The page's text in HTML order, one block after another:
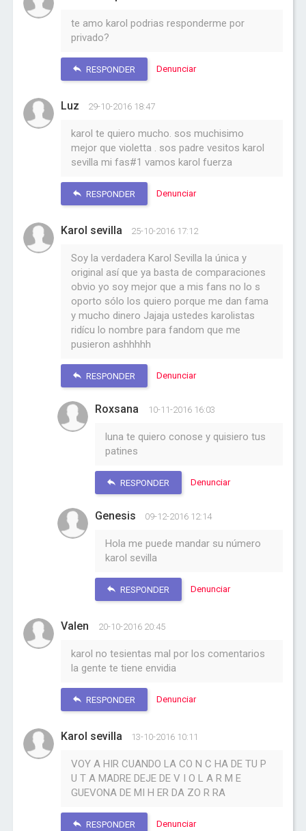
te amo karol podrias responderme por
privado?
RESPONDER Denunciar
Luz 29-10-2016 18:47
karol te quiero mucho. sos muchisimo
mejor que violetta . sos padre vesitos karol
sevilla mi fas#1 vamos karol fuerza
RESPONDER Denunciar
Karol sevilla 25-10-2016 17:12
Soy la verdadera Karol Sevilla la única y
original así que ya basta de comparaciones
obvio yo soy mejor que a mis fans no lo s
oporto sólo los quiero porque me dan fama
y mucho dinero Jajaja ustedes karolistas
ridícu lo nombre para fandom que me
pusieron ashhhhh
RESPONDER Denunciar
Roxsana 10-11-2016 16:03
luna te quiero conose y quisiero tus
patines
RESPONDER Denunciar
Genesis 09-12-2016 12:14
Hola me puede mandar su número
karol sevilla
RESPONDER Denunciar
Valen 20-10-2016 20:45
karol no tesientas mal por los comentarios
la gente te tiene envidia
RESPONDER Denunciar
Karol sevilla 13-10-2016 10:11
VOY A HIR CUANDO LA CO N C HA DE TU P
U T A MADRE DEJE DE V I O L A R M E
GUEVONA DE MI H ER DA ZO R RA
RESPONDER Denunciar